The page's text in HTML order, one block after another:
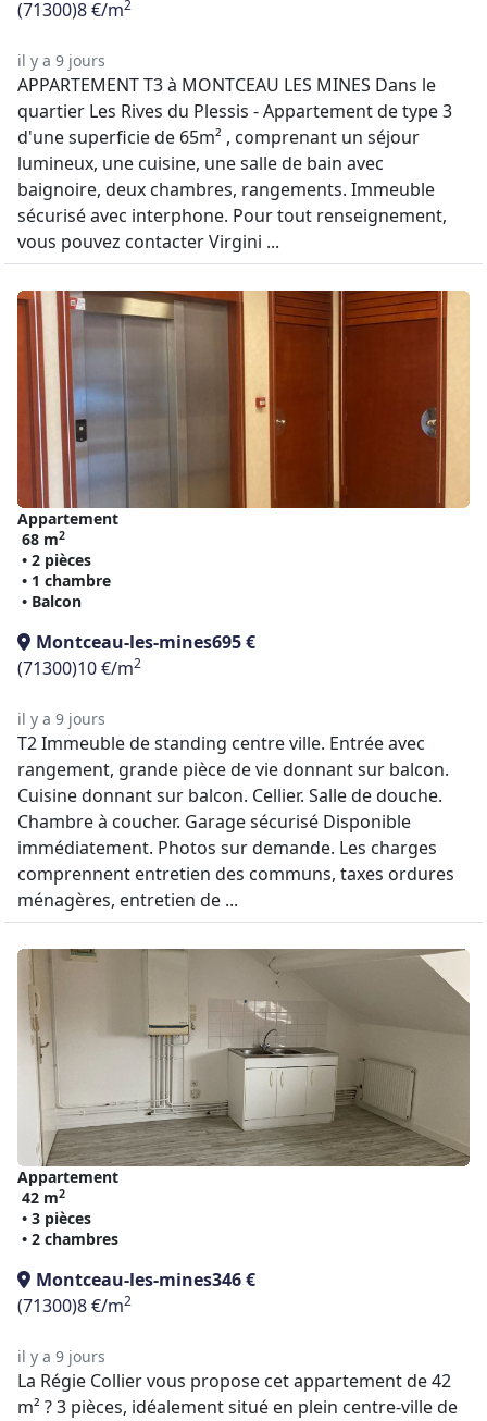
(71300)8 €/m2
il y a 9 jours
APPARTEMENT T3 à MONTCEAU LES MINES Dans le
quartier Les Rives du Plessis - Appartement de type 3
d'une superficie de 65m² , comprenant un séjour
lumineux, une cuisine, une salle de bain avec
baignoire, deux chambres, rangements. Immeuble
sécurisé avec interphone. Pour tout renseignement,
vous pouvez contacter Virgini ...
Appartement
68 m2
• 2 pièces
• 1 chambre
• Balcon
Montceau-les-mines695 €
(71300)10 €/m2
il y a 9 jours
T2 Immeuble de standing centre ville. Entrée avec
rangement, grande pièce de vie donnant sur balcon.
Cuisine donnant sur balcon. Cellier. Salle de douche.
Chambre à coucher. Garage sécurisé Disponible
immédiatement. Photos sur demande. Les charges
comprennent entretien des communs, taxes ordures
ménagères, entretien de ...
Appartement
42 m2
• 3 pièces
• 2 chambres
Montceau-les-mines346 €
(71300)8 €/m2
il y a 9 jours
La Régie Collier vous propose cet appartement de 42
m² ? 3 pièces, idéalement situé en plein centre-ville de